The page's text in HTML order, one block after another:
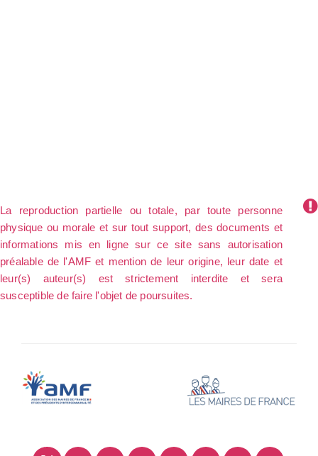
La reproduction partielle ou totale, par toute personne
physique ou morale et sur tout support, des documents et
informations mis en ligne sur ce site sans autorisation
préalable de l'AMF et mention de leur origine, leur date et
leur(s) auteur(s) est strictement interdite et sera
susceptible de faire l'objet de poursuites.